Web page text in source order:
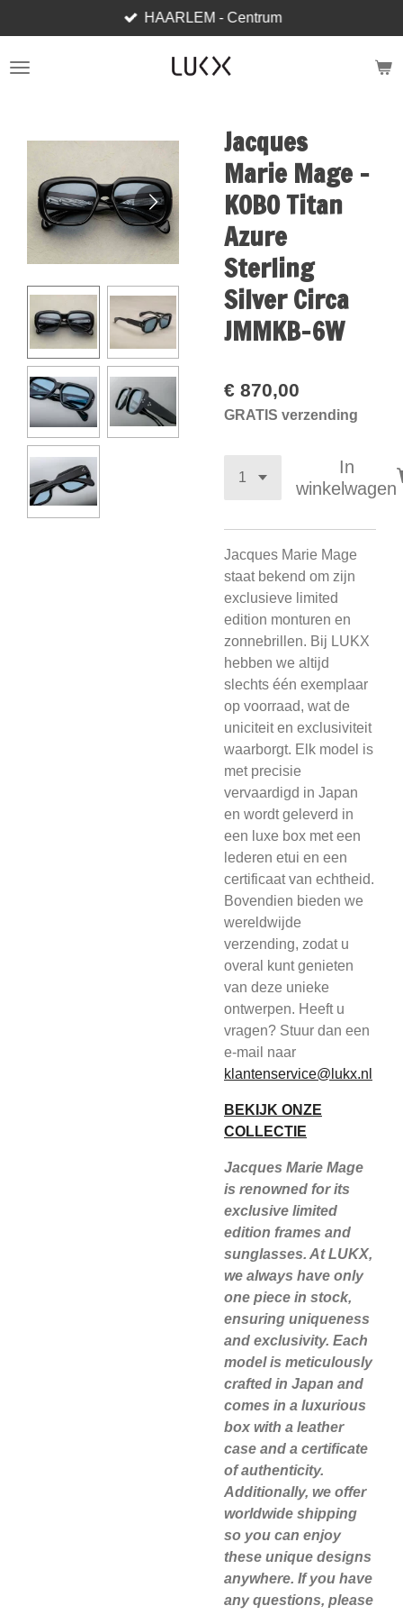
direct
naar
HAARLEM - Centrum
Jacques
Marie Mage -
KOBO Titan
Azure
Sterling
Silver Circa
JMMKB-6W
€ 870,00
GRATIS verzending
In
winkelwagen
Jacques Marie Mage
staat bekend om zijn
exclusieve limited
edition monturen en
zonnebrillen. Bij LUKX
hebben we altijd
slechts één exemplaar
op voorraad, wat de
uniciteit en exclusiviteit
waarborgt. Elk model is
met precisie
vervaardigd in Japan
en wordt geleverd in
een luxe box met een
lederen etui en een
certificaat van echtheid.
Bovendien bieden we
wereldwijde
verzending, zodat u
overal kunt genieten
van deze unieke
ontwerpen. Heeft u
vragen? Stuur dan een
e-mail naar
klantenservice@lukx.nl
BEKIJK ONZE
COLLECTIE
Jacques Marie Mage
is renowned for its
exclusive limited
edition frames and
sunglasses. At LUKX,
we always have only
one piece in stock,
ensuring uniqueness
and exclusivity. Each
model is meticulously
crafted in Japan and
comes in a luxurious
box with a leather
case and a certificate
of authenticity.
Additionally, we offer
worldwide shipping
so you can enjoy
these unique designs
anywhere. If you have
any questions, please